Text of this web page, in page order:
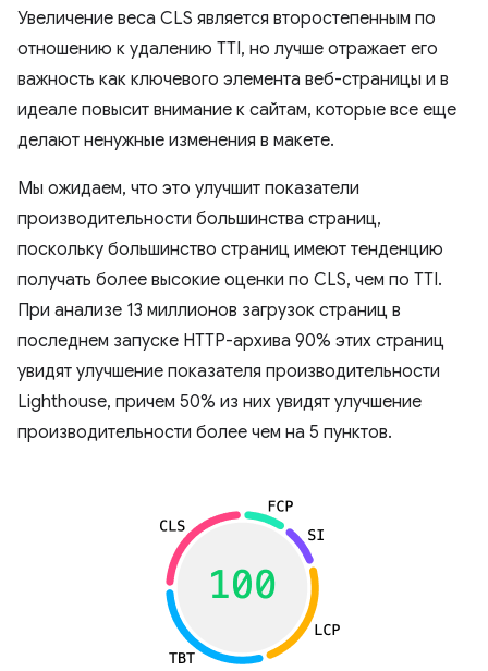
Увеличение веса CLS является второстепенным по
отношению к удалению TTI, но лучше отражает его
важность как ключевого элемента веб-страницы и в
идеале повысит внимание к сайтам, которые все еще
делают ненужные изменения в макете.
Мы ожидаем, что это улучшит показатели
производительности большинства страниц,
поскольку большинство страниц имеют тенденцию
получать более высокие оценки по CLS, чем по TTI.
При анализе 13 миллионов загрузок страниц в
последнем запуске HTTP-архива 90% этих страниц
увидят улучшение показателя производительности
Lighthouse, причем 50% из них увидят улучшение
производительности более чем на 5 пунктов.